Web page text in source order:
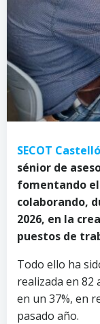
SECOT
sénior de
fomentando
colaborando,
2026, en la
puestos de
Todo ello ha
realizada en 82
en un 37%, en
pasado año.